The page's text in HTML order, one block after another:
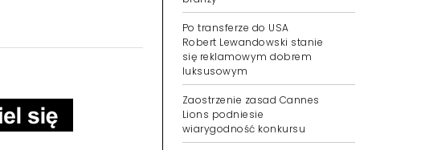
Po transferze do USA
Robert Lewandowski stanie
się reklamowym dobrem
luksusowym
Zaostrzenie zasad Cannes
Lions podniesie
wiarygodność konkursu